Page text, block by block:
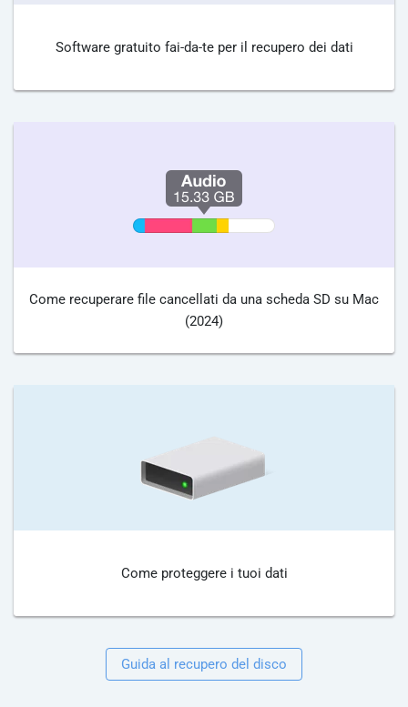
Software gratuito fai-da-te per il recupero dei dati
Come recuperare file cancellati da una scheda SD su Mac
(2024)
Come proteggere i tuoi dati
Guida al recupero del disco